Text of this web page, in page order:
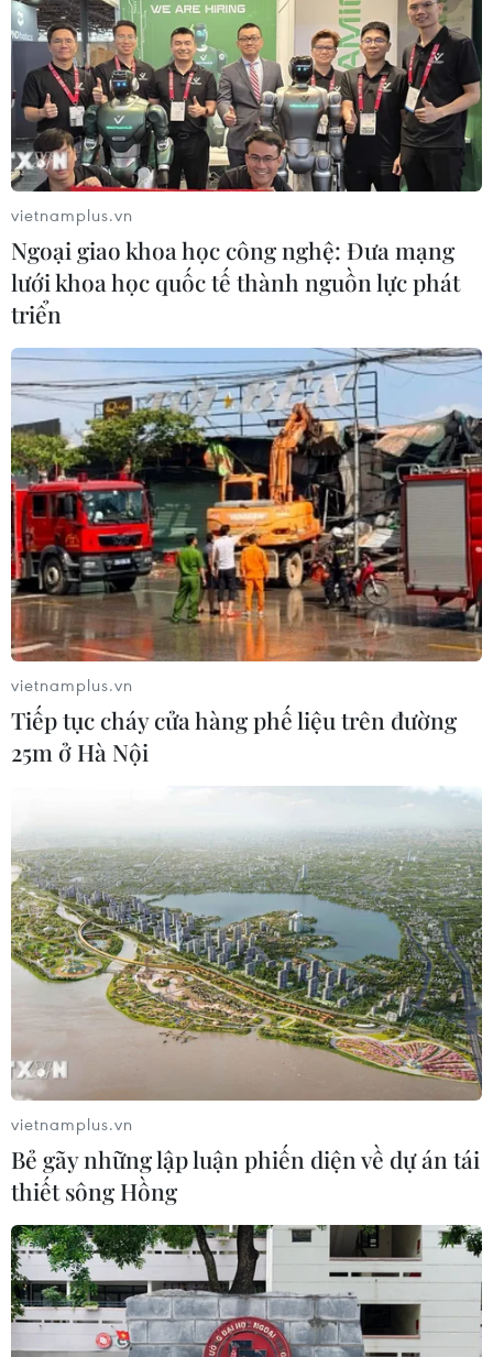
An Giang: Xuất hiện vết nứt mới trên
Quốc lộ 91 đoạn qua xã Bình Mỹ
19/08/2019 13:13
Rất may, lúc xảy ra sạt lở (chiều 18/8), công nhân thi
công trên Công trình khắc phục sự cố sạt lở Quốc lộ 91
trên địa bàn xã Bình Mỹ đang nghỉ nên không có thiệt
hại về người.
vietnamplus.vn
Ngoại giao khoa học công nghệ: Đưa mạng
lưới khoa học quốc tế thành nguồn lực phát
triển
vietnamplus.vn
Tiếp tục cháy cửa hàng phế liệu trên đường
25m ở Hà Nội
vietnamplus.vn
Bẻ gãy những lập luận phiến diện về dự án tái
thiết sông Hồng